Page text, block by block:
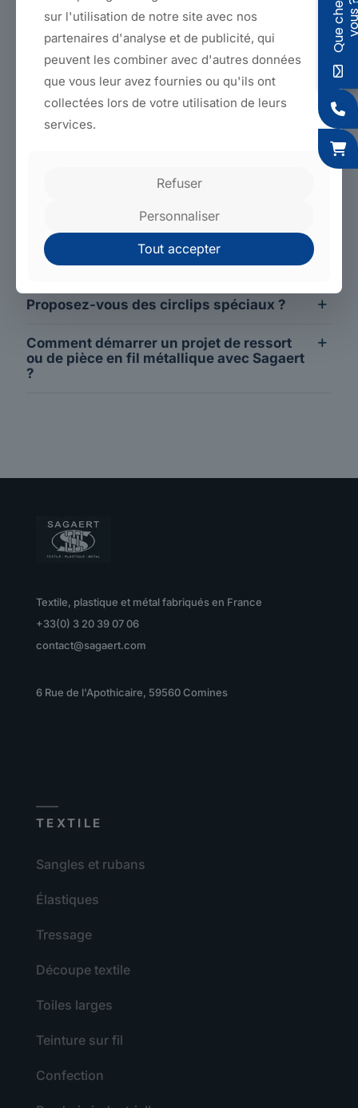
Fils & ressorts : questions
fréquentes
Quels types de ressorts fabriquez-vous ?
thermiques et la peinture des ressorts ?
Fabriquez-vous aussi des pièces en fil
métallique qui ne sont pas des ressorts ?
Proposez-vous des circlips spéciaux ?
Comment démarrer un projet de ressort
ou de pièce en fil métallique avec Sagaert
?
Textile, plastique et métal fabriqués en France
+33(0) 3 20 39 07 06
contact@sagaert.com
6 Rue de l'Apothicaire, 59560 Comines
TEXTILE
Sangles et rubans
Élastiques
Tressage
Découpe textile
Toiles larges
Teinture sur fil
Confection
sur l'utilisation de notre site avec nos
partenaires d'analyse et de publicité, qui
peuvent les combiner avec d'autres données
que vous leur avez fournies ou qu'ils ont
collectées lors de votre utilisation de leurs
services.
Refuser
Personnaliser
Tout accepter